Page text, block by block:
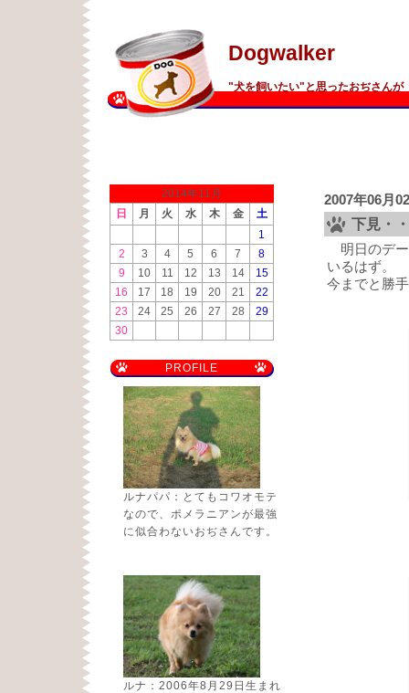
Dogwalker
"犬を飼いたい"と思ったおぢさ
2014年11月
日
月 火 水 木 金
土
1
2
3 4 5 6 7
8
9
10 11 12 13 14
15
16
17 18 19 20 21
22
23
24 25 26 27 28
29
30
PROFILE
ルナパパ：とてもコワオモテ
なので、ポメラニアンが最強
に似合わないおぢさんです。
ルナ：2006年8月29日生まれ
2007年06月
下見・
明日のデー
いるはず。
今までと勝